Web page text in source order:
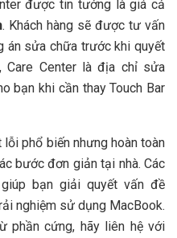
được tin tưởng là giá cả
. Khách hàng sẽ được tư vấn
án sửa chữa trước khi quyết
Care Center là địa chỉ sửa
bạn khi cần thay Touch Bar
phổ biến nhưng hoàn toàn
bước đơn giản tại nhà. Các
bạn giải quyết vấn đề
nghiệm sử dụng MacBook.
phần cứng, hãy liên hệ với